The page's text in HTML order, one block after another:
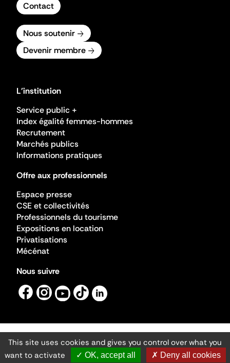
Contact
Nous soutenir
Devenir membre
L'institution
Service public +
Index égalité femmes-hommes
Recrutement
Marchés publics
Informations pratiques
Offre aux professionnels
Espace presse
CSE et collectivités
Professionnels du tourisme
Expositions en location
Privatisations
Mécénat
Nous suivre
Mentions légales
Gestion des cookies
Accessibilité numérique
This site uses cookies and gives you control over what you
want to activate
✓ OK, accept all ✗ Deny all cookies